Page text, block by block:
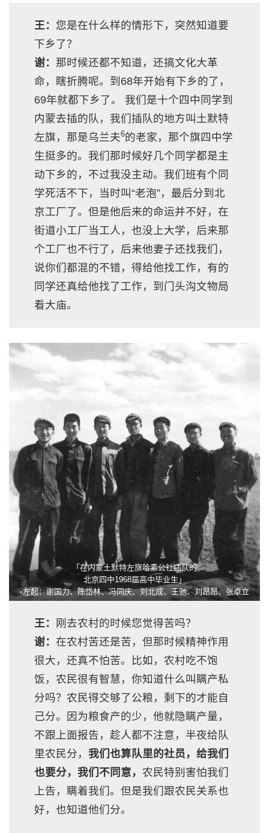
王： 您是在什么样的情形下，突然知道要
下乡了？
谢： 那时候还都不知道，还搞文化大革
命，瞎折腾呢。到68年开始有下乡的了，
69年就都下乡了。 我们是十个四中同学到
内蒙去插的队，我们插队的地方叫土默特
左旗，那是乌兰夫6的老家，那个旗四中学
生挺多的。我们那时候好几个同学都是主
动下乡的，不过我没主动。我们班有个同
学死活不下，当时叫“老泡”，最后分到北
京工厂了。但是他后来的命运并不好，在
街道小工厂当工人，也没上大学，后来那
个工厂也不行了，后来他妻子还找我们，
说你们都混的不错，得给他找工作，有的
同学还真给他找了工作，到门头沟文物局
看大庙。
「在内蒙土默特左旗哈素公社插队的
北京四中1968届高中毕业生」
◦左起：谢国力、陈岱林、冯同庆、刘北成、王驰、刘昂昂、张卓立
王：
刚去农村的时候您觉得苦吗？
谢： 在农村苦还是苦，但那时候精神作用
很大，还真不怕苦。比如，农村吃不饱
饭，农民很有智慧，你知道什么叫瞒产私
分吗？农民得交够了公粮，剩下的才能自
己分。因为粮食产的少，他就隐瞒产量，
不跟上面报告，趁人都不注意，半夜给队
里农民分， 我们也算队里的社员，给我们
也要分，我们不同意， 农民特别害怕我们
上告，瞒着我们。但是我们跟农民关系也
好，也知道他们分。